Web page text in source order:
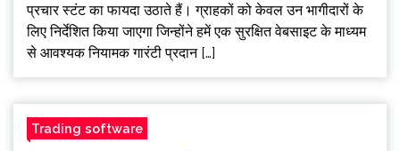
प्रचार स्टंट का फायदा उठाते हैं। ग्राहकों को केवल उन भागीदारों के
लिए निर्देशित किया जाएगा जिन्होंने हमें एक सुरक्षित वेबसाइट के माध्यम
से आवश्यक नियामक गारंटी प्रदान […]
Trading software